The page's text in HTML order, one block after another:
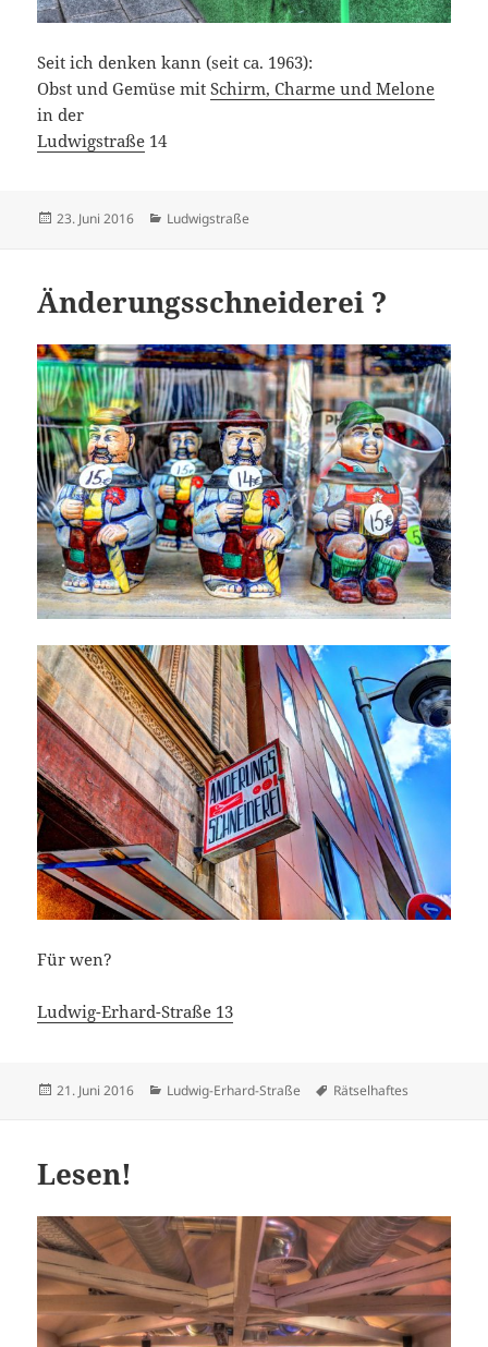
Seit ich denken kann (seit ca. 1963):
Obst und Gemüse mitSchirm, Charme und Melone
in der
Ludwigstraße 14
Veröffentlicht
23. Juni 2016 Kategorien
Ludwigstraße
Änderungsschneiderei ?
Für wen?
Ludwig-Erhard-Straße 13
Veröffentlicht
21. Juni 2016 Kategorien
Ludwig-Erhard-Straße Schlagwörter
Rätselhaftes
Lesen!